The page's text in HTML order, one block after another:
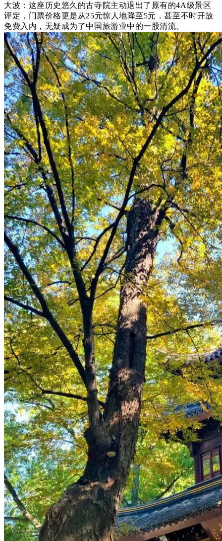
大波： 这座历史悠久的古寺院主动退出了原有的4A级景区
评定，门票价格更是从25元惊人地降至5元，甚至不时开放
免费入内，无疑成为了中国旅游业中的一股清流。